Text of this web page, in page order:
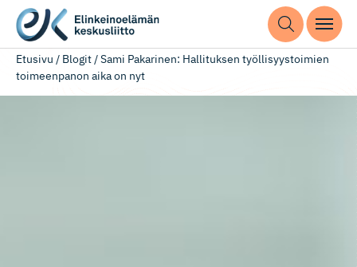
Etusivu / Blogit/Sami Pakarinen: Hallituksen työllisyystoimien
toimeenpanon aika on nyt